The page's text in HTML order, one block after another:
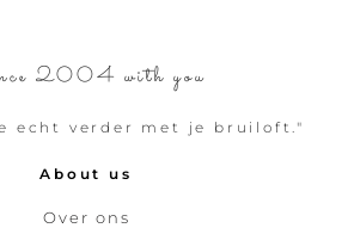
2004 with you
echt verder met je bruiloft."
About us
Over ons